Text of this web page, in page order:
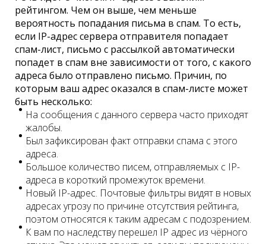
рейтингом. Чем он выше, чем меньше
вероятность попадания письма в спам. То есть,
если IP-адрес сервера отправителя попадает
спам-лист, письмо с рассылкой автоматически
попадет в спам вне зависимости от того, с какого
адреса было отправлено письмо. Причин, по
которым ваш адрес оказался в спам-листе может
быть несколько:
На сообщения с данного сервера часто приходят
жалобы.
Был зафиксирован факт отправки спама с этого
адреса.
Большое количество писем, отправляемых с IP-
адреса в короткий промежуток времени.
Новый IP-адрес. Почтовые фильтры видят в новых
адресах угрозу по причине отсутствия рейтинга,
поэтом относятся к таким адресам с подозрением.
К вам по наследству перешел IP адрес из чёрного